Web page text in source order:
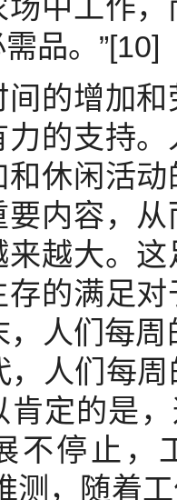
场中工作
品。”[10]
增加和
力的支持
和休闲活
要内容，
来越大。
存的满足
，人们每
，人们每
定的是
不停止，
测，随着